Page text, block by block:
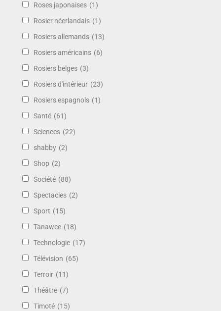
Roses japonaises (1)
Rosier néerlandais (1)
Rosiers allemands (13)
Rosiers américains (6)
Rosiers belges (3)
Rosiers d'intérieur (23)
Rosiers espagnols (1)
Santé (61)
Sciences (22)
shabby (2)
Shop (2)
Société (88)
Spectacles (2)
Sport (15)
Tanawee (18)
Technologie (17)
Télévision (65)
Terroir (11)
Théâtre (7)
Timoté (15)